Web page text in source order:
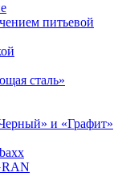
питьевой
сталь»
и «Графит»